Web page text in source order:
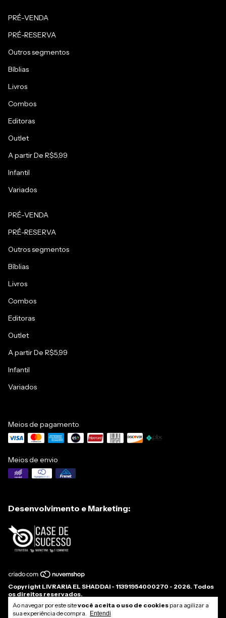
Ao navegar por este sitevocê aceita o uso de cookies para agilizar a
sua experiência de compra.
Entendi
PRÉ-VENDA
PRÉ-RESERVA
Outros segmentos
Bíblias
Livros
Combos
Editoras
Outlet
A partir De R$5,99
Infantil
Variados
PRÉ-VENDA
PRÉ-RESERVA
Outros segmentos
Bíblias
Livros
Combos
Editoras
Outlet
A partir De R$5,99
Infantil
Variados
Meios de pagamento
Meios de envio
Desenvolvimento e Marketing:
Copyright LIVRARIA EL SHADDAI - 11391954000270 - 2026. Todos
os direitos reservados.